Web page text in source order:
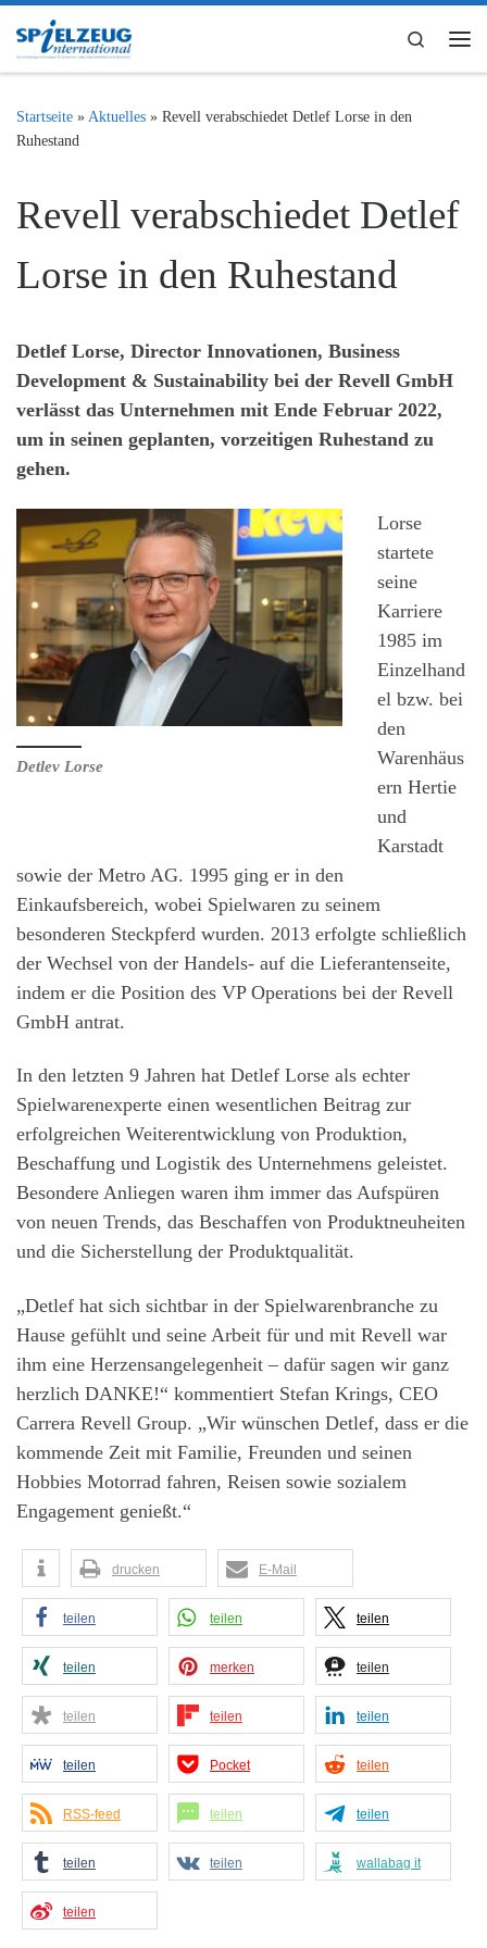
Zum Inhalt springen
Search
Startseite » Aktuelles » Revell verabschiedet Detlef Lorse in den
Ruhestand
Revell verabschiedet Detlef
Lorse in den Ruhestand
Detlef Lorse, Director Innovationen, Business
Development & Sustainability bei der Revell GmbH
verlässt das Unternehmen mit Ende Februar 2022,
um in seinen geplanten, vorzeitigen Ruhestand zu
gehen.
Detlev Lorse
Lorse
startete
seine
Karriere
1985 im
Einzelhand
el bzw. bei
den
Warenhäus
ern Hertie
und
Karstadt
sowie der Metro AG. 1995 ging er in den
Einkaufsbereich, wobei Spielwaren zu seinem
besonderen Steckpferd wurden. 2013 erfolgte schließlich
der Wechsel von der Handels- auf die Lieferantenseite,
indem er die Position des VP Operations bei der Revell
GmbH antrat.
In den letzten 9 Jahren hat Detlef Lorse als echter
Spielwarenexperte einen wesentlichen Beitrag zur
erfolgreichen Weiterentwicklung von Produktion,
Beschaffung und Logistik des Unternehmens geleistet.
Besondere Anliegen waren ihm immer das Aufspüren
von neuen Trends, das Beschaffen von Produktneuheiten
und die Sicherstellung der Produktqualität.
„Detlef hat sich sichtbar in der Spielwarenbranche zu
Hause gefühlt und seine Arbeit für und mit Revell war
ihm eine Herzensangelegenheit – dafür sagen wir ganz
herzlich DANKE!“ kommentiert Stefan Krings, CEO
Carrera Revell Group. „Wir wünschen Detlef, dass er die
kommende Zeit mit Familie, Freunden und seinen
Hobbies Motorrad fahren, Reisen sowie sozialem
Engagement genießt.“
drucken E-Mail
teilen teilen teilen
teilen merken teilen
teilen teilen teilen
teilen Pocket teilen
RSS-feed teilen teilen
teilen teilen wallabag it
teilen